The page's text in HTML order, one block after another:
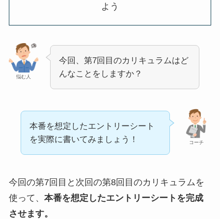
よう
悩む人
今回、第7回目のカリキュラムはど
んなことをしますか？
コーチ
本番を想定したエントリーシート
を実際に書いてみましょう！
今回の第7回目と次回の第8回目のカリキュラムを
使って、 本番を想定したエントリーシートを完成
させます。